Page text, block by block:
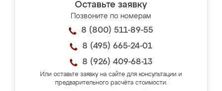
Оставьте заявку
Позвоните по номерам
8 (800) 511-89-55
8 (495) 665-24-01
8 (926) 409-68-13
Или оставьте заявку на сайте для консультации и
предварительного расчёта стоимости.